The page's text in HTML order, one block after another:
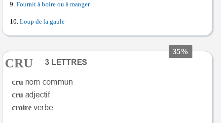
Fournit à boire ou à manger
Loup de la gaule
35%
CRU
cru
cru
croire